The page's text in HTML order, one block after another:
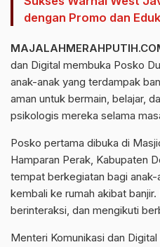
dengan Promo dan
dan Digital membuka Posko
anak-anak yang terdampak
aman untuk bermain, belajar,
psikologis mereka selama
Posko pertama dibuka di
Hamparan Perak, Kabupaten
tempat berkegiatan bagi
kembali ke rumah akibat
berinteraksi, dan mengikuti
Menteri Komunikasi dan